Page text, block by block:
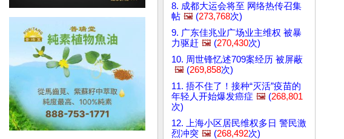
8. 成都大运会将至 网络热传召集
帖 🖼️ (273,768次)
9. 广东佳兆业广场业主维权 被暴
力驱赶 🖼️ (270,430次)
10. 周世锋忆述709案经历 被屏蔽
🖼️ (269,858次)
11. 捂不住了！接种“灭活”疫苗的
年轻人开始爆发癌症 🖼️ (268,801
次)
12. 上海小区居民维权多日 警民激
烈冲突 🖼️ (268,492次)